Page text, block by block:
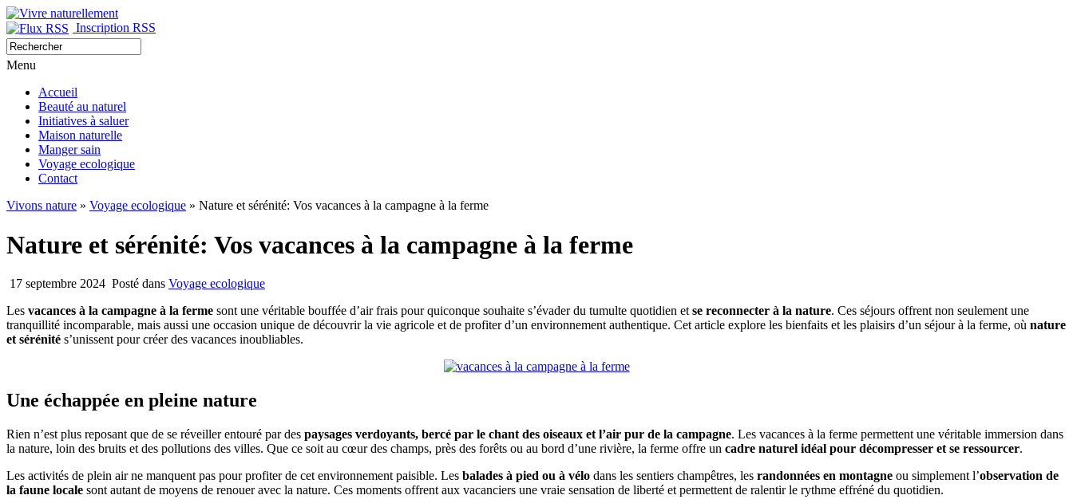
Inscription RSS
Menu
Accueil
Beauté au naturel
Initiatives à saluer
Maison naturelle
Manger sain
Voyage ecologique
Contact
Vivons nature » Voyage ecologique » Nature et sérénité: Vos vacances à la campagne à la ferme
Nature et sérénité: Vos vacances à la campagne à la ferme
17 septembre 2024 Posté dans Voyage ecologique
Les vacances à la campagne à la ferme sont une véritable bouffée d’air frais pour quiconque souhaite s’évader du tumulte quotidien et se reconnecter à la nature. Ces séjours offrent non seulement une
tranquillité incomparable, mais aussi une occasion unique de découvrir la vie agricole et de profiter d’un environnement authentique. Cet article explore les bienfaits et les plaisirs d’un séjour à la ferme, où nature
et sérénité s’unissent pour créer des vacances inoubliables.
Une échappée en pleine nature
Rien n’est plus reposant que de se réveiller entouré par des paysages verdoyants, bercé par le chant des oiseaux et l’air pur de la campagne. Les vacances à la ferme permettent une véritable immersion dans
la nature, loin des bruits et des pollutions des villes. Que ce soit au cœur des champs, près des forêts ou au bord d’une rivière, la ferme offre un cadre naturel idéal pour décompresser et se ressourcer.
Les activités de plein air ne manquent pas pour profiter de cet environnement paisible. Les balades à pied ou à vélo dans les sentiers champêtres, les randonnées en montagne ou simplement l’observation de
la faune locale sont autant de moyens de renouer avec la nature. Ces moments offrent aux vacanciers une vraie sensation de liberté et permettent de ralentir le rythme effréné du quotidien.